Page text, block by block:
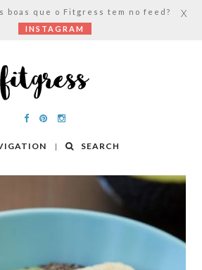
SEARCH
boas que o Fitgress tem no feed?
INSTAGRAM
X